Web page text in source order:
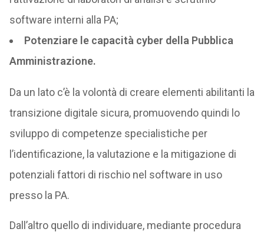
software interni alla PA;
Potenziare le capacità cyber della Pubblica
Amministrazione.
Da un lato c’è la volontà di creare elementi abilitanti la
transizione digitale sicura, promuovendo quindi lo
sviluppo di competenze specialistiche per
l’identificazione, la valutazione e la mitigazione di
potenziali fattori di rischio nel software in uso
presso la PA.
Dall’altro quello di individuare, mediante procedura